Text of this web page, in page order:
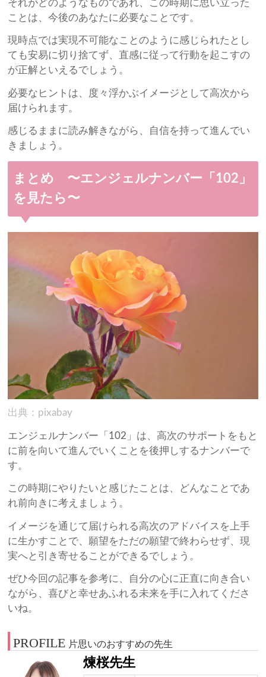
それがどのようなものであれ、この時期に思い立った
ことは、今後のあなたに必要なことです。
現時点では実現不可能なことのように感じられたとし
ても安易に切り捨てず、直感に従って行動を起こすの
が正解といえるでしょう。
必要なヒントは、度々浮かぶイメージとして高次から
届けられます。
感じるままに読み解きながら、自信を持って進んでい
きましょう。
まとめ 〜エンジェルナンバー「102」
を見たら〜
出典：pixabay
エンジェルナンバー「102」は、高次のサポートをもと
に前を向いて進んでいくことを後押しするナンバーで
す。
この時期にやりたいと感じたことは、どんなことであ
れ前向きに考えましょう。
イメージを通じて届けられる高次のアドバイスを上手
に生かすことで、願望をただの願望で終わらせず、現
実へと引き寄せることができるでしょう。
ぜひ今回の記事を参考に、自分の心に正直に向き合い
ながら、喜びと幸せあふれる未来を手に入れてくださ
いね。
PROFILE 片思いのおすすめの先生
煉桜先生